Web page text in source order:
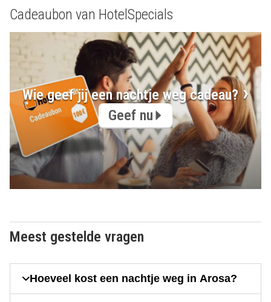
Cadeaubon van HotelSpecials
Wie geef jij een nachtje weg cadeau?
Geef nu
Meest gestelde vragen
Hoeveel kost een nachtje weg in Arosa?